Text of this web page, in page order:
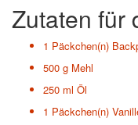
Zutaten für
1 Päckchen(n)
500 g Mehl
250 ml Öl
1 Päckchen(n)